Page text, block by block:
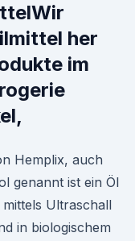
her
im
Hemplix, auch
genannt ist ein Öl
Ultraschall
in biologischem